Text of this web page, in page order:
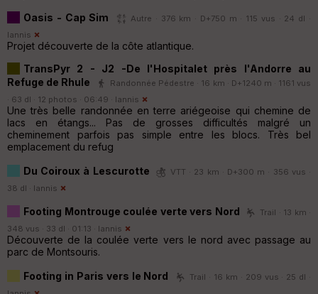
Oasis - Cap Sim
Autre · 376 km · D+750 m · 115 vus · 24 dl ·
Iannis
Projet découverte de la côte atlantique.
TransPyr 2 - J2 -De l'Hospitalet près l'Andorre au
Refuge de Rhule
Randonnée Pédestre · 16 km · D+1240 m · 1161 vus
· 63 dl · 12 photos · 06:49 · Iannis
Une très belle randonnée en terre ariégeoise qui chemine de
lacs en étangs... Pas de grosses difficultés malgré un
cheminement parfois pas simple entre les blocs. Très bel
emplacement du refug
Du Coiroux à Lescurotte
VTT · 23 km · D+300 m · 356 vus ·
38 dl · Iannis
Footing Montrouge coulée verte vers Nord
Trail · 13 km ·
348 vus · 33 dl · 01:13 · Iannis
Découverte de la coulée verte vers le nord avec passage au
parc de Montsouris.
Footing in Paris vers le Nord
Trail · 16 km · 209 vus · 25 dl ·